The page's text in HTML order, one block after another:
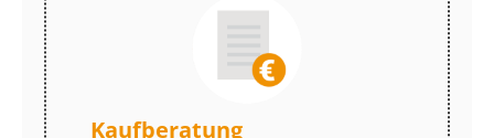
Kaufberatung